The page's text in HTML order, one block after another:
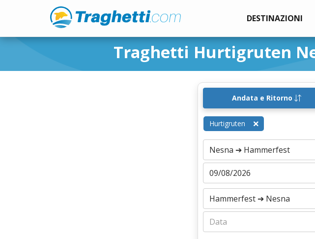
DESTINAZIONI
Traghetti Hurtigruten
Andata e Ritorno
Hurtigruten